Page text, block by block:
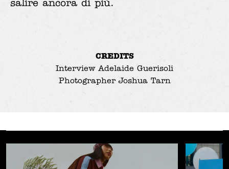
salire ancora di più.
CREDITS
Interview Adelaide Guerisoli
Photographer Joshua Tarn